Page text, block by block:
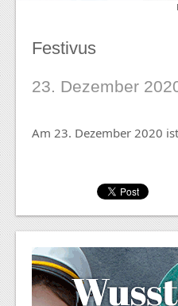
Festivus
23. Dezember
Am 23. Dezember 2020